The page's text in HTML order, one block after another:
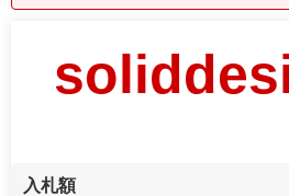
入札額